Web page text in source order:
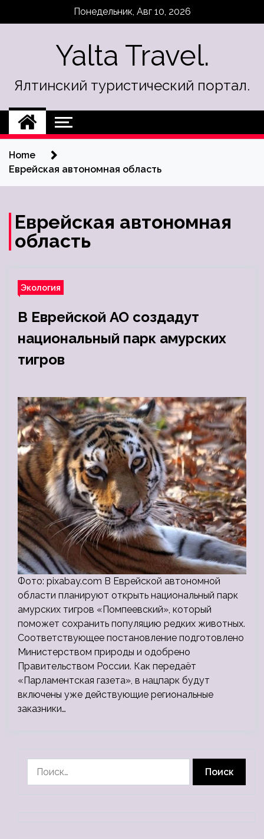
Понедельник, Авг 10, 2026
Yalta Travel.
Ялтинский туристический портал.
Home
Еврейская автономная область
Еврейская автономная
область
Экология
В Еврейской АО создадут
национальный парк амурских
тигров
Фото: pixabay.com В Еврейской автономной
области планируют открыть национальный парк
амурских тигров «Помпеевский», который
поможет сохранить популяцию редких животных.
Соответствующее постановление подготовлено
Министерством природы и одобрено
Правительством России. Как передаёт
«Парламентская газета», в нацпарк будут
включены уже действующие региональные
заказники…